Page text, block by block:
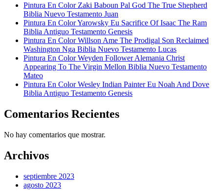
Pintura En Color Zaki Baboun Pal God The True Shepherd
Biblia Nuevo Testamento Juan
Pintura En Color Yarowsky Eu Sacrifice Of Isaac The Ram
Biblia Antiguo Testamento Genesis
Pintura En Color Willson Ame The Prodigal Son Reclaimed
Washington Nga Biblia Nuevo Testamento Lucas
Pintura En Color Weyden Follower Alemania Christ
Appearing To The Virgin Mellon Biblia Nuevo Testamento
Mateo
Pintura En Color Wesley Indian Painter Eu Noah And Dove
Biblia Antiguo Testamento Genesis
Comentarios Recientes
No hay comentarios que mostrar.
Archivos
septiembre 2023
agosto 2023